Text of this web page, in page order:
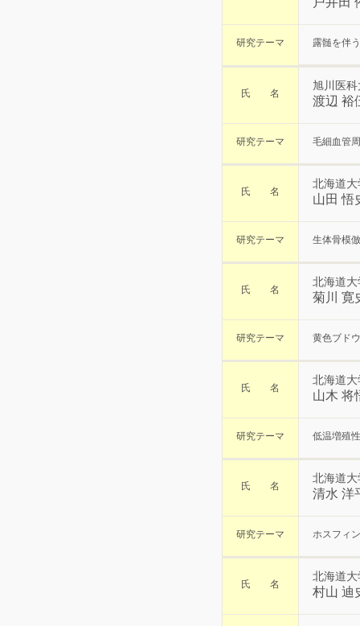
研究テーマ 露髄を伴
氏 名
旭川医
渡辺 裕
研究テーマ 毛細血管
氏 名
北海道
山田 悟
研究テーマ 生体骨模
氏 名
北海道
菊川 寛
研究テーマ 黄色ブド
氏 名
北海道
山木 将
研究テーマ 低温増殖
氏 名
北海道
清水 洋
研究テーマ ホスフィ
氏 名
北海道
村山 迪